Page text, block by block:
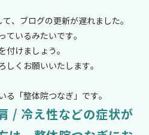
、ブログの更新が遅れました。
ているみたいです。
付けましょう。
しくお願いいたします。
る「整体院つなぎ」です。
/ 冷え性などの症状が